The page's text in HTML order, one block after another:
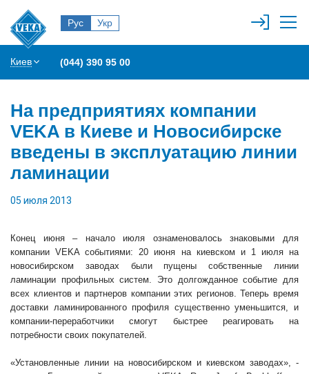
Рус Укр
Киев (044) 390 95 00
На предприятиях компании
VEKA в Киеве и Новосибирске
введены в эксплуатацию линии
ламинации
05 июля 2013
Конец июня – начало июля ознаменовалось знаковыми для
компании VEKA событиями: 20 июня на киевском и 1 июля на
новосибирском заводах были пущены собственные линии
ламинации профильных систем. Это долгожданное событие для
всех клиентов и партнеров компании этих регионов. Теперь время
доставки ламинированного профиля существенно уменьшится, и
компании-переработчики смогут быстрее реагировать на
потребности своих покупателей.
«Установленные линии на новосибирском и киевском заводах», -